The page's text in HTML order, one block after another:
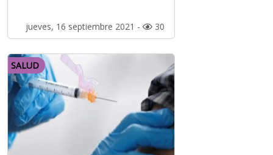
jueves, 16 septiembre 2021 - 30
SALUD